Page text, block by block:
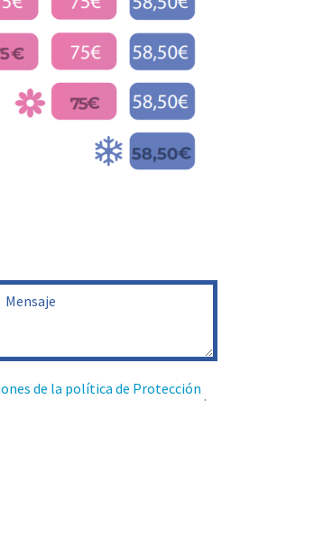
de la política de Protección .